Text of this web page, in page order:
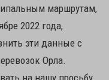
маршрутам,
2022 года,
эти данные с
Орла.
на нашу просьбу,